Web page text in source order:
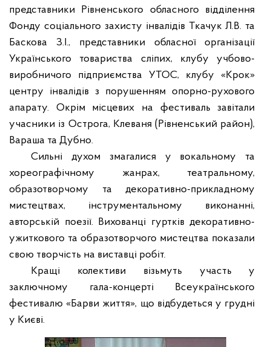
представники Рівненського обласного відділення
Фонду соціального захисту інвалідів Ткачук Л.В. та
Баскова З.І., представники обласної організації
Українського товариства сліпих, клубу учбово-
виробничого підприємства УТОС, клубу «Крок»
центру інвалідів з порушенням опорно-рухового
апарату. Окрім місцевих на фестиваль завітали
учасники із Острога, Клеваня (Рівненський район),
Вараша та Дубно.
Сильні духом змагалися у вокальному та
хореографічному жанрах, театральному,
образотворчому та декоративно-прикладному
мистецтвах, інструментальному виконанні,
авторській поезії. Вихованці гуртків декоративно-
ужиткового та образотворчого мистецтва показали
свою творчість на виставці робіт.
Кращі колективи візьмуть участь у
заключному гала-концерті Всеукраїнського
фестивалю «Барви життя», що відбудеться у грудні
у Києві.